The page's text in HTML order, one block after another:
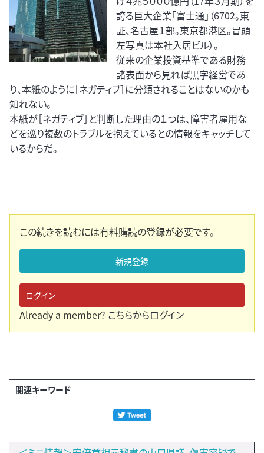
誇る巨大企業「富士通」（6702。東
証、名古屋１部。東京都港区。冒頭
左写真は本社入居ビル）。
従来の企業投資基準である財務
諸表面から見れば黒字経営であ
り、本紙のように［ネガティブ］に分類されることはないのかも
知れない。
本紙が［ネガティブ］と判断した理由の１つは、障害者雇用な
どを巡り複数のトラブルを抱えているとの情報をキャッチして
いるからだ。
この続きを読むには有料購読の登録が必要です。
新規登録
ログイン
Already a member? こちらからログイン
関連キーワード